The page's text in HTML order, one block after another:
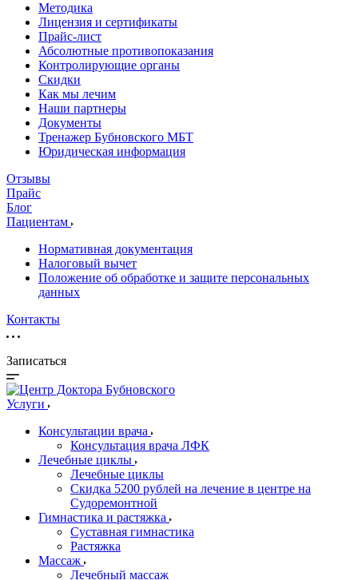
Методика
Лицензия и сертификаты
Прайс-лист
Абсолютные противопоказания
Контролирующие органы
Скидки
Как мы лечим
Наши партнеры
Документы
Тренажер Бубновского МБТ
Юридическая информация
Отзывы
Прайс
Блог
Пациентам
Нормативная документация
Налоговый вычет
Положение об обработке и защите персональных
данных
Контакты
Записаться
Услуги
Консультации врача
Консультация врача ЛФК
Лечебные циклы
Лечебные циклы
Скидка 5200 рублей на лечение в центре на
Судоремонтной
Гимнастика и растяжка
Суставная гимнастика
Растяжка
Массаж
Лечебный массаж